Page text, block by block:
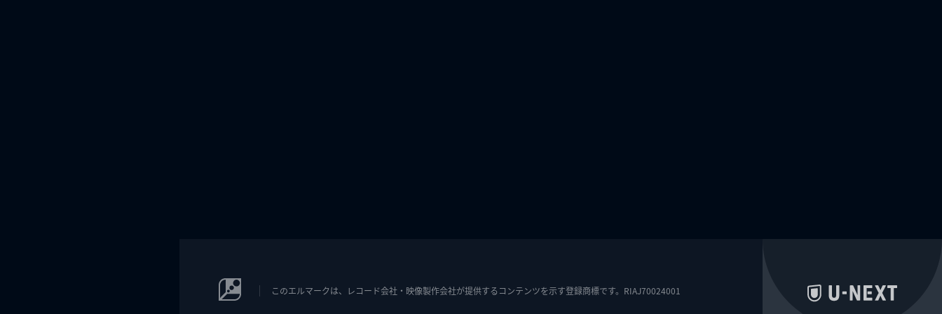
このエルマークは、レコード会社・映像製作会社が提供するコンテンツを示す登録商標です。RIAJ70024001